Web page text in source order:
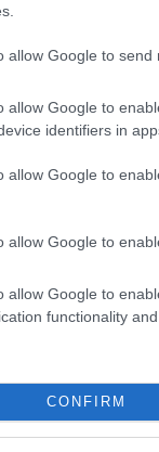
allow Google to send
allow Google to
identifiers in
allow Google to
allow Google to
allow Google to
functionality
CONFIRM
εντάλματα
Κατζκαι
Sumud.
του
τωνΗΠΑγια
η
στη
“genocide.”